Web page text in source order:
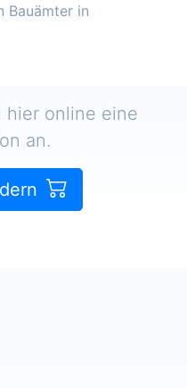
Bauämter in
hier online eine
an.